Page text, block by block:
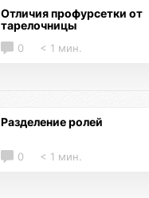
Отличия профурсетки от
тарелочницы
0 < 1 мин.
Разделение ролей
0 < 1 мин.